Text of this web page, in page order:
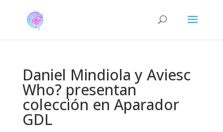
Daniel Mindiola y Aviesc
Who? presentan
colección en Aparador
GDL